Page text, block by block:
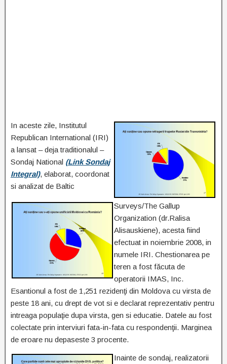
In aceste zile, Institutul
Republican International (IRI)
a lansat – deja traditionalul –
Sondaj National (Link Sondaj
Integral), elaborat, coordonat
si analizat de Baltic
Surveys/The Gallup
Organization (dr.Ralisa
Alisauskiene), acesta fiind
efectuat in noiembrie 2008, in
numele IRI. Chestionarea pe
teren a fost făcuta de
operatorii IMAS, Inc.
Esantionul a fost de 1,251 rezidenţi din Moldova cu virsta de
peste 18 ani, cu drept de vot si e declarat reprezentativ pentru
intreaga populaţie dupa virsta, gen si educatie. Datele au fost
colectate prin interviuri fata-in-fata cu respondenţii. Marginea
de eroare nu depaseste 3 procente.
Inainte de sondaj, realizatorii